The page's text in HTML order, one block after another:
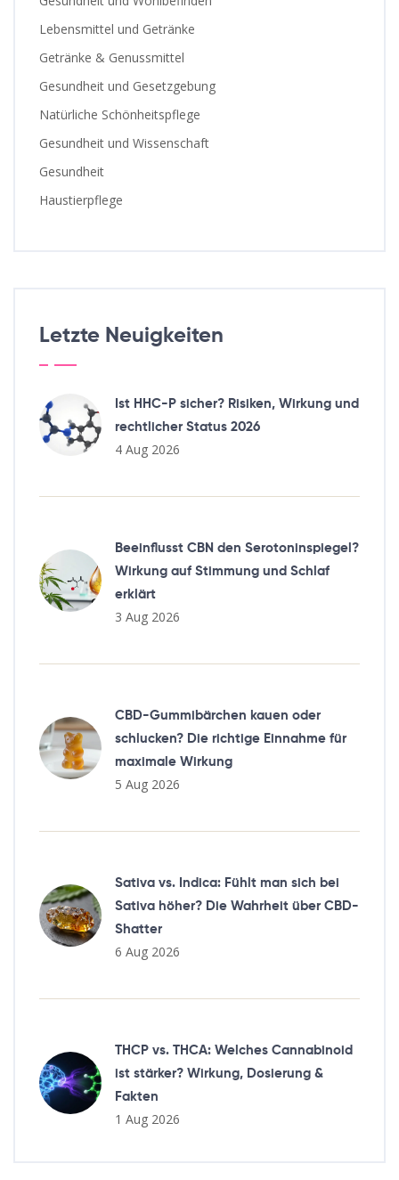
Lebensmittel und Getränke
Getränke & Genussmittel
Gesundheit und Gesetzgebung
Natürliche Schönheitspflege
Gesundheit und Wissenschaft
Gesundheit
Haustierpflege
Letzte Neuigkeiten
Ist HHC-P sicher? Risiken, Wirkung und
rechtlicher Status 2026
4 Aug 2026
Beeinflusst CBN den Serotoninspiegel?
Wirkung auf Stimmung und Schlaf
erklärt
3 Aug 2026
CBD-Gummibärchen kauen oder
schlucken? Die richtige Einnahme für
maximale Wirkung
5 Aug 2026
Sativa vs. Indica: Fühlt man sich bei
Sativa höher? Die Wahrheit über CBD-
Shatter
6 Aug 2026
THCP vs. THCA: Welches Cannabinoid
ist stärker? Wirkung, Dosierung &
Fakten
1 Aug 2026